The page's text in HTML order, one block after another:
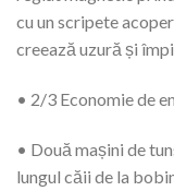
cu un scripete
creează uzură și
• 2/3 Economie de
• Două mașini de
lungul căii de la